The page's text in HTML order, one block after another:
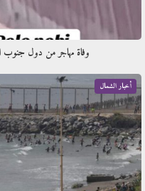
وفاة مهاجر من دول جنوب
أخبار الشمال